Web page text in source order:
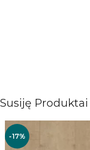
Susiję Produktai
-17%